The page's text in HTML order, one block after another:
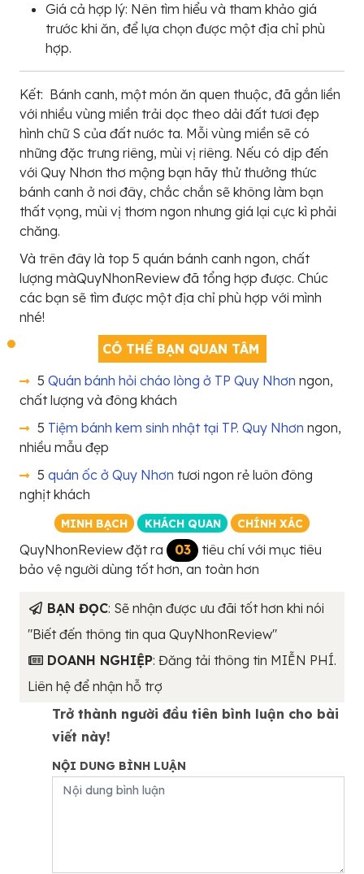
Giá cả hợp lý: Nên tìm hiểu và tham khảo giá
trước khi ăn, để lựa chọn được một địa chỉ phù
hợp.
Kết: Bánh canh, một món ăn quen thuộc, đã gắn liền
với nhiều vùng miền trải dọc theo dải đất tươi đẹp
hình chữ S của đất nước ta. Mỗi vùng miền sẽ có
những đặc trưng riêng, mùi vị riêng. Nếu có dịp đến
với Quy Nhơn thơ mộng bạn hãy thử thưởng thức
bánh canh ở nơi đây, chắc chắn sẽ không làm bạn
thất vọng, mùi vị thơm ngon nhưng giá lại cực kì phải
chăng.
Và trên đây là top 5 quán bánh canh ngon, chất
lượng màQuyNhonReview đã tổng hợp được. Chúc
các bạn sẽ tìm được một địa chỉ phù hợp với mình
nhé!
CÓ THỂ BẠN QUAN TÂM
5 Quán bánh hỏi cháo lòng ở TP Quy Nhơn ngon,
chất lượng và đông khách
5 Tiệm bánh kem sinh nhật tại TP. Quy Nhơn ngon,
nhiều mẫu đẹp
5 quán ốc ở Quy Nhơn tươi ngon rẻ luôn đông
nghịt khách
MINH BẠCH KHÁCH QUAN CHÍNH XÁC
QuyNhonReview đặt ra 03
tiêu chí với mục tiêu
bảo vệ người dùng tốt hơn, an toàn hơn
BẠN ĐỌC: Sẽ nhận được ưu đãi tốt hơn khi nói
"Biết đến thông tin qua QuyNhonReview"
DOANH NGHIỆP: Đăng tải thông tin MIỄN PHÍ.
Liên hệ để nhận hỗ trợ
Trở thành người đầu tiên bình luận cho bài
viết này!
NỘI DUNG BÌNH LUẬN